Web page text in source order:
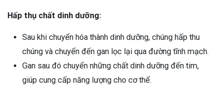
Hấp thụ chất dinh dưỡng:
Sau khi chuyển hóa thành dinh dưỡng, chúng hấp thu
chúng và chuyển đến gan lọc lại qua đường tĩnh mạch.
Gan sau đó chuyển những chất dinh dưỡng đến tim,
giúp cung cấp năng lượng cho cơ thể.